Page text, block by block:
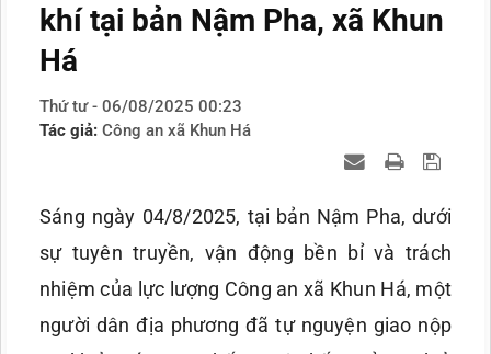
khí tại bản Nậm Pha, xã Khun
Há
Thứ tư - 06/08/2025 00:23
Tác giả: Công an xã Khun Há
Sáng ngày 04/8/2025, tại bản Nậm Pha, dưới
sự tuyên truyền, vận động bền bỉ và trách
nhiệm của lực lượng Công an xã Khun Há, một
người dân địa phương đã tự nguyện giao nộp